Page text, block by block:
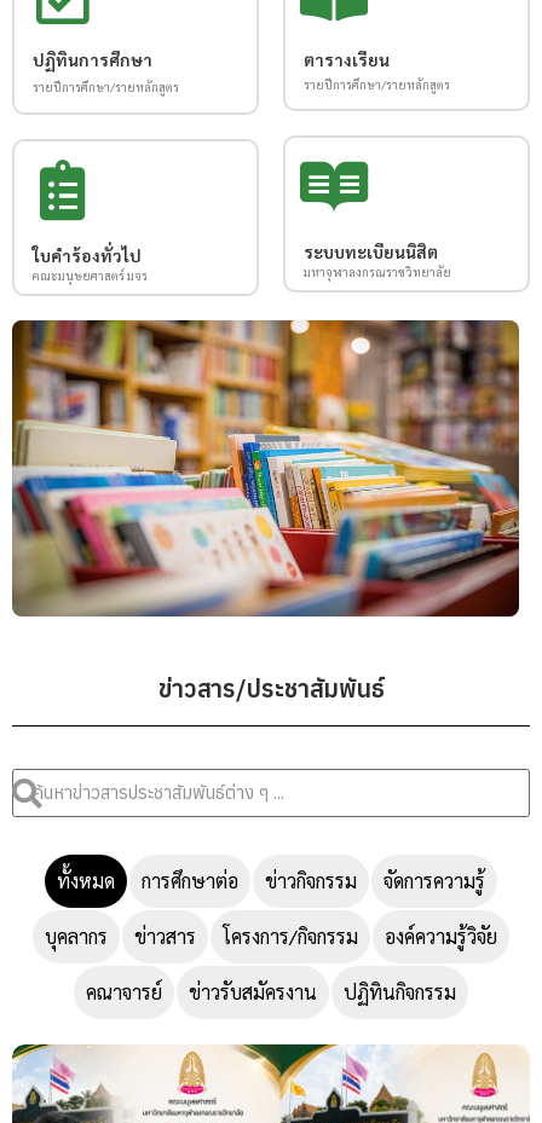
ปฏิทินการศึกษา
รายปีการศึกษา/รายหลักสูตร
ใบคำร้องทั่วไป
คณะมนุษยศาสตร์ มจร
ตารางเรียน
รายปีการศึกษา/รายหลักสูตร
ระบบทะเบียนนิสิต
มหาจุฬาลงกรณราชวิทยาลัย
ข่าวสาร/ประชาสัมพันธ์
ทั้งหมด การศึกษาต่อ ข่าวกิจกรรม จัดการความรู้
บุคลากร ข่าวสาร โครงการ/กิจกรรม องค์ความรู้วิจัย
คณาจารย์ ข่าวรับสมัครงาน ปฏิทินกิจกรรม